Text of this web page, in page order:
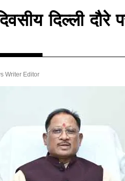
दिल्ली दौरे
Writer Editor